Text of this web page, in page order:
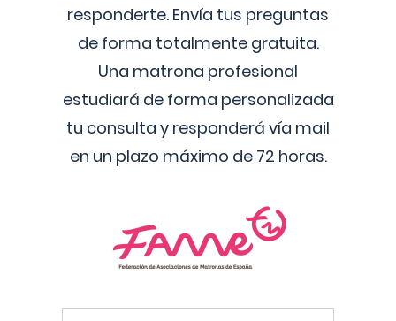
responderte. Envía tus preguntas
de forma totalmente gratuita.
Una matrona profesional
estudiará de forma personalizada
tu consulta y responderá vía mail
en un plazo máximo de 72 horas.